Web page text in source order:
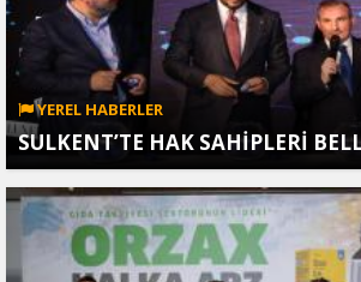
YEREL HABERLER
SULKENT’TE HAK SAHİPLERİ